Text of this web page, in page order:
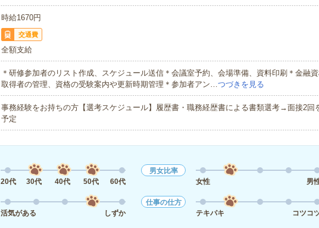
時給1670円
交通費
全額支給
＊研修参加者のリスト作成、スケジュール送信＊会議室予約、会場準備、資料印刷＊金融
取得者の管理、資格の受験案内や更新時期管理＊参加者アン…つづきを見る
事務経験をお持ちの方【選考スケジュール】履歴書・職務経歴書による書類選考→面接2回
予定
20代
30代 40代 50代 60代
男女比率
女性
男
活気がある
しずか
仕事の仕方
テキパキ
コツコ